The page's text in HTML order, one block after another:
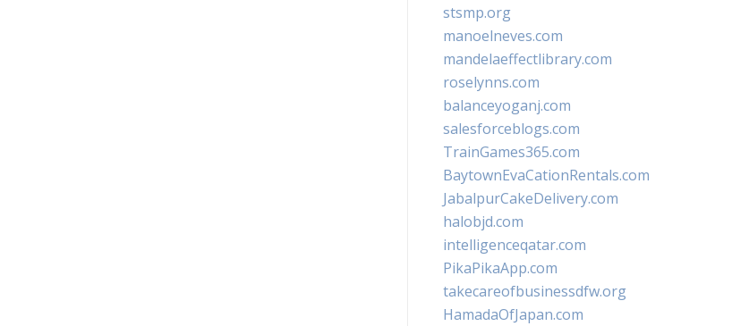
stsmp.org
manoelneves.com
mandelaeffectlibrary.com
roselynns.com
balanceyoganj.com
salesforceblogs.com
TrainGames365.com
BaytownEvaCationRentals.com
JabalpurCakeDelivery.com
halobjd.com
intelligenceqatar.com
PikaPikaApp.com
takecareofbusinessdfw.org
HamadaOfJapan.com